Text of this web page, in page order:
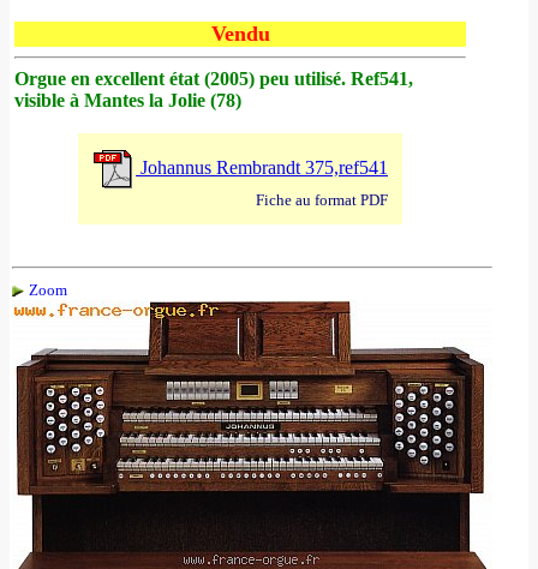
Vendu
Orgue en excellent état (2005) peu utilisé. Ref541,
visible à Mantes la Jolie (78)
Johannus Rembrandt 375,ref541
Fiche au format PDF
Zoom